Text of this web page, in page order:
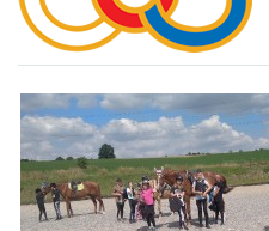
FOTOALBUM
VIDEA
ODKAZY